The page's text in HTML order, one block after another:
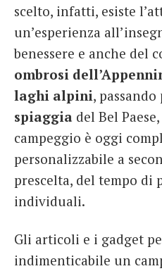
scelto, infatti, esiste
un’esperienza
benessere e anche del
ombrosi
laghi alpini,
spiaggia del Bel
campeggio è oggi
personalizzabile a
prescelta, del tempo di
individuali.
Gli articoli e i gadget
indimenticabile un